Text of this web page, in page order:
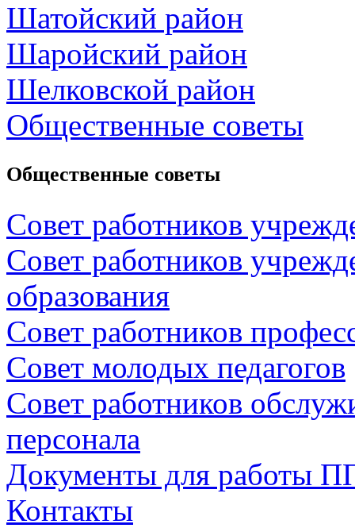
Шатойский район
Шаройский район
Шелковской район
Общественные советы
Общественные советы
Совет работников
Совет работников
образования
Совет работников
Совет молодых педагогов
Совет работников
персонала
Документы для работы
Контакты